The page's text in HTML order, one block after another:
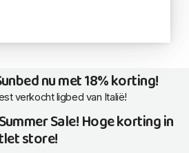
nu met 18% korting!
verkocht ligbed van Italië!
Sale! Hoge korting in
store!